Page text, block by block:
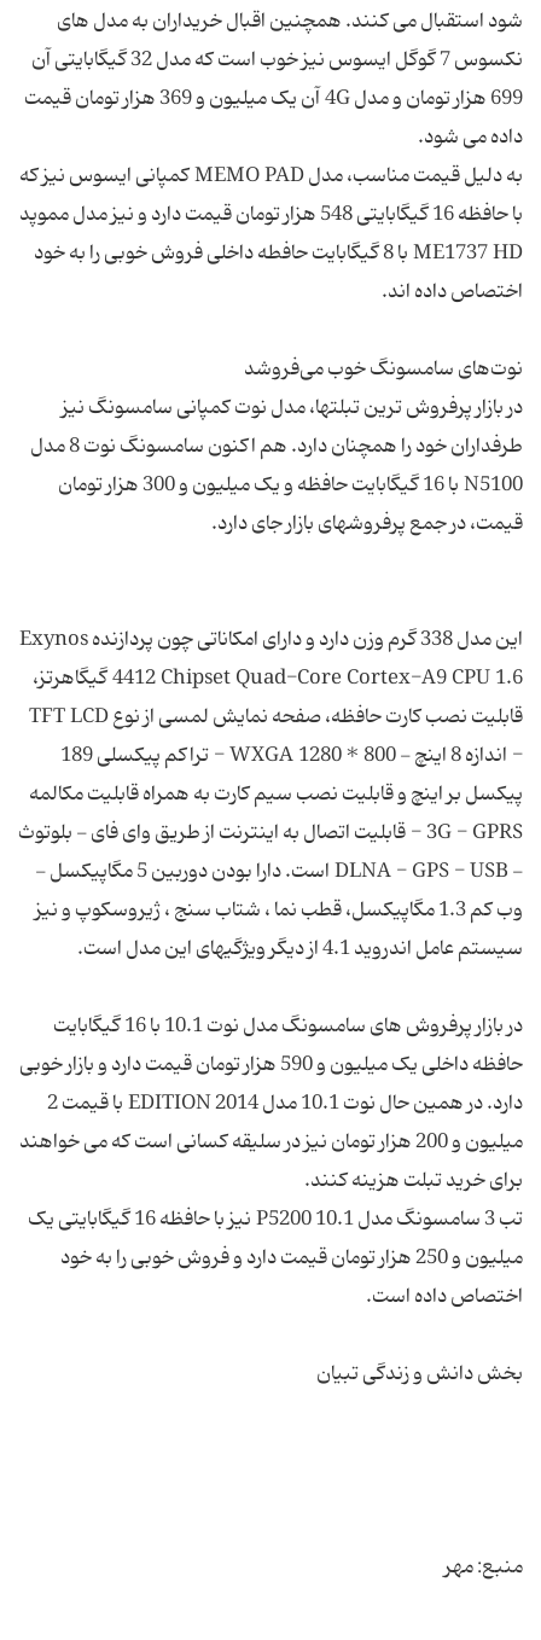
شود استقبال می کنند. همچنین اقبال خریداران به مدل های
نکسوس 7 گوگل ایسوس نیز خوب است که مدل 32 گیگابایتی آن
699 هزار تومان و مدل 4G آن یک میلیون و 369 هزار تومان قیمت
به دلیل قیمت مناسب، مدل MEMO PAD کمپانی ایسوس نیز که
با حافظه 16 گیگابایتی 548 هزار تومان قیمت دارد و نیز مدل مموپد
ME1737 HD با 8 گیگابایت حافطه داخلی فروش خوبی را به خود
در بازار پرفروش ترین تبلتها، مدل نوت کمپانی سامسونگ نیز
طرفداران خود را همچنان دارد. هم اکنون سامسونگ نوت 8 مدل
N5100 با 16 گیگابایت حافظه و یک میلیون و 300 هزار تومان
این مدل 338 گرم وزن دارد و دارای امکاناتی چون پردازنده Exynos
4412 Chipset Quad-Core Cortex-A9 CPU 1.6 گیگاهرتز،
قابلیت نصب کارت حافظه، صفحه نمایش لمسی از نوع TFT LCD
- اندازه 8 اینچ - WXGA 1280 * 800 - تراکم پیکسلی 189
پیکسل بر اینچ و قابلیت نصب سیم کارت به همراه قابلیت مکالمه
3G - GPRS - قابلیت اتصال به اینترنت از طریق وای فای - بلوتوث
- DLNA - GPS - USB است. دارا بودن دوربین 5 مگاپیکسل -
وب کم 1.3 مگاپیکسل، قطب نما ، شتاب سنج ، ژیروسکوپ و نیز
در بازار پرفروش های سامسونگ مدل نوت 10.1 با 16 گیگابایت
حافظه داخلی یک میلیون و 590 هزار تومان قیمت دارد و بازار خوبی
دارد. در همین حال نوت 10.1 مدل 2014 EDITION با قیمت 2
میلیون و 200 هزار تومان نیز در سلیقه کسانی است که می خواهند
تب 3 سامسونگ مدل 10.1 P5200 نیز با حافظه 16 گیگابایتی یک
میلیون و 250 هزار تومان قیمت دارد و فروش خوبی را به خود
منبع: مهر